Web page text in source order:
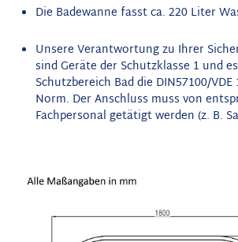
Die Badewanne fasst ca. 220 Liter
Unsere Verantwortung zu Ihrer
sind Geräte der Schutzklasse 1 und
Schutzbereich Bad die DIN57100/VDE
Norm. Der Anschluss muss von
Fachpersonal getätigt werden (z. B.